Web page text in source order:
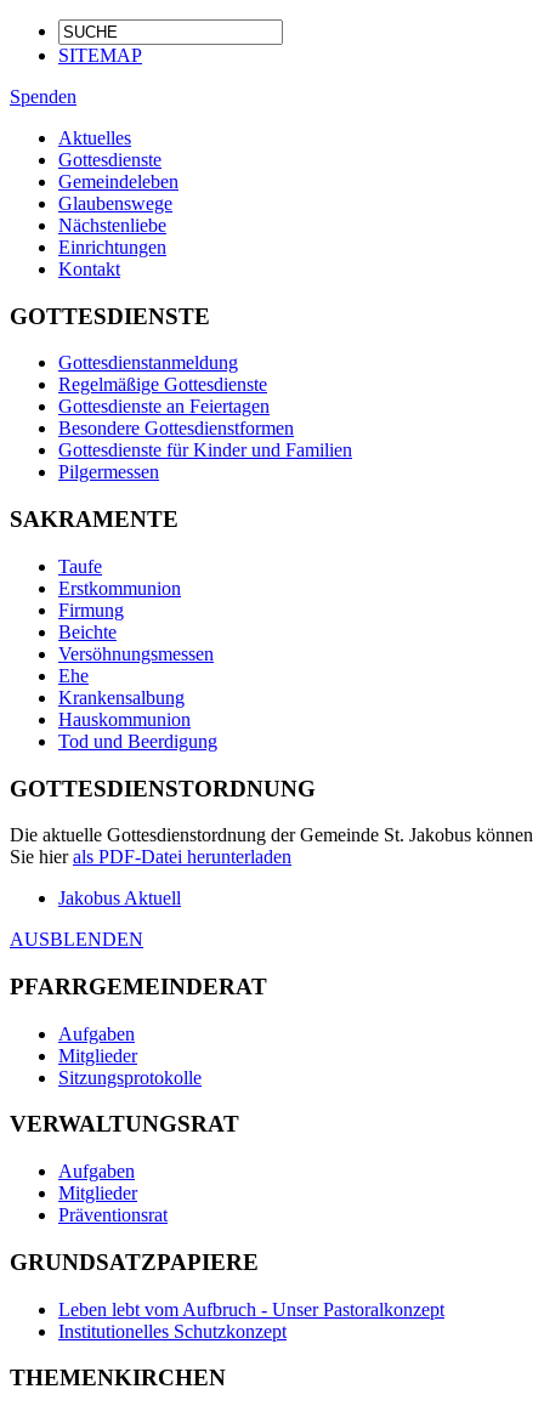
SITEMAP
Spenden
Aktuelles
Gottesdienste
Gemeindeleben
Glaubenswege
Nächstenliebe
Einrichtungen
Kontakt
GOTTESDIENSTE
Gottesdienstanmeldung
Regelmäßige Gottesdienste
Gottesdienste an Feiertagen
Besondere Gottesdienstformen
Gottesdienste für Kinder und Familien
Pilgermessen
SAKRAMENTE
Taufe
Erstkommunion
Firmung
Beichte
Versöhnungsmessen
Ehe
Krankensalbung
Hauskommunion
Tod und Beerdigung
GOTTESDIENSTORDNUNG
Die aktuelle Gottesdienstordnung der Gemeinde St. Jakobus können
Sie hierals PDF-Datei herunterladen
Jakobus Aktuell
AUSBLENDEN
PFARRGEMEINDERAT
Aufgaben
Mitglieder
Sitzungsprotokolle
VERWALTUNGSRAT
Aufgaben
Mitglieder
Präventionsrat
GRUNDSATZPAPIERE
Leben lebt vom Aufbruch - Unser Pastoralkonzept
Institutionelles Schutzkonzept
THEMENKIRCHEN